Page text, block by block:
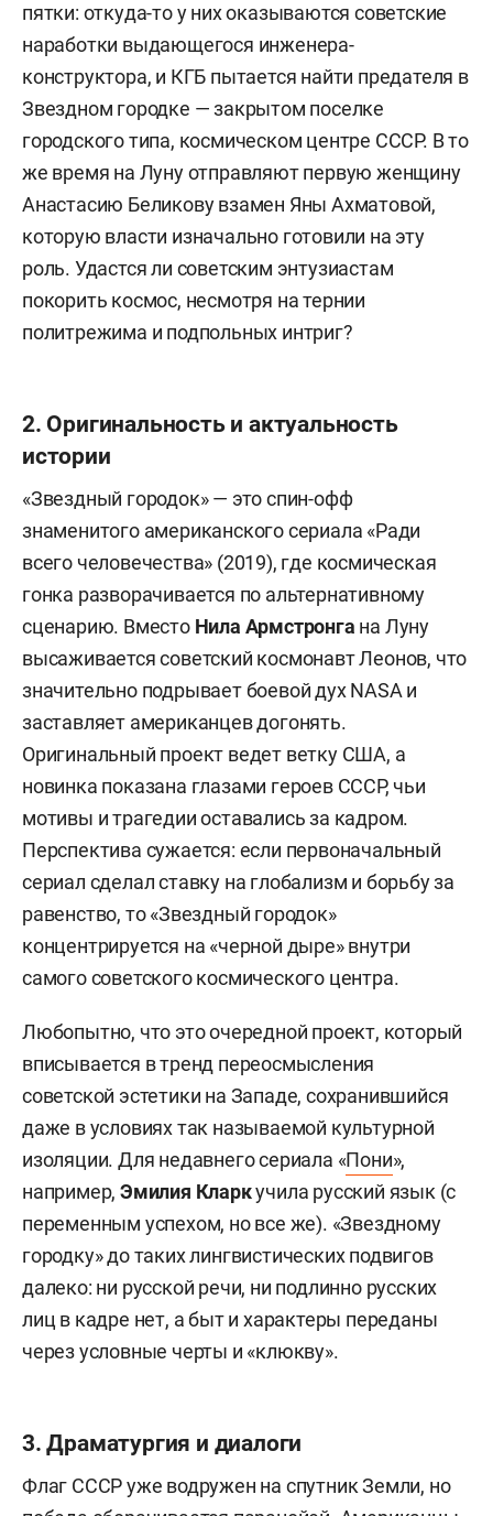
пятки: откуда-то у них оказываются советские
наработки выдающегося инженера-
конструктора, и КГБ пытается найти предателя в
Звездном городке — закрытом поселке
городского типа, космическом центре СССР. В то
же время на Луну отправляют первую женщину
Анастасию Беликову взамен Яны Ахматовой,
которую власти изначально готовили на эту
роль. Удастся ли советским энтузиастам
покорить космос, несмотря на тернии
политрежима и подпольных интриг?
2. Оригинальность и актуальность
истории
«Звездный городок» — это спин-офф
знаменитого американского сериала «Ради
всего человечества» (2019), где космическая
гонка разворачивается по альтернативному
сценарию. Вместо Нила Армстронга на Луну
высаживается советский космонавт Леонов, что
значительно подрывает боевой дух NASA и
заставляет американцев догонять.
Оригинальный проект ведет ветку США, а
новинка показана глазами героев СССР, чьи
мотивы и трагедии оставались за кадром.
Перспектива сужается: если первоначальный
сериал сделал ставку на глобализм и борьбу за
равенство, то «Звездный городок»
концентрируется на «черной дыре» внутри
самого советского космического центра.
Любопытно, что это очередной проект, который
вписывается в тренд переосмысления
советской эстетики на Западе, сохранившийся
даже в условиях так называемой культурной
изоляции. Для недавнего сериала «Пони»,
например,Эмилия Кларкучила русский язык (с
переменным успехом, но все же). «Звездному
городку» до таких лингвистических подвигов
далеко: ни русской речи, ни подлинно русских
лиц в кадре нет, а быт и характеры переданы
через условные черты и «клюкву».
3. Драматургия и диалоги
Флаг СССР уже водружен на спутник Земли, но